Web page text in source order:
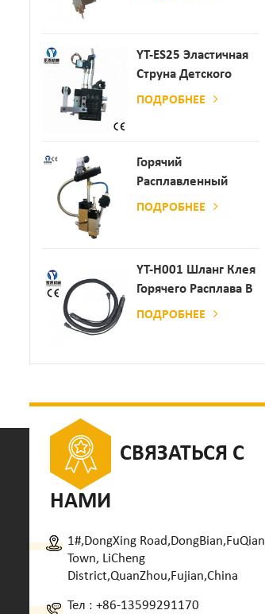
YT-ES25 Эластичная
Струна Детского
Пеленки
ПОДРОБНЕЕ
Горячий
Расплавленный
Клей
ПОДРОБНЕЕ
YT-H001 Шланг Клея
Горячего Расплава В
Сочетании С
ПОДРОБНЕЕ
СВЯЗАТЬСЯ С
НАМИ
1#,DongXing Road,DongBian,FuQian
Town, LiCheng
District,QuanZhou,Fujian,China
Тел : +86-13599291170